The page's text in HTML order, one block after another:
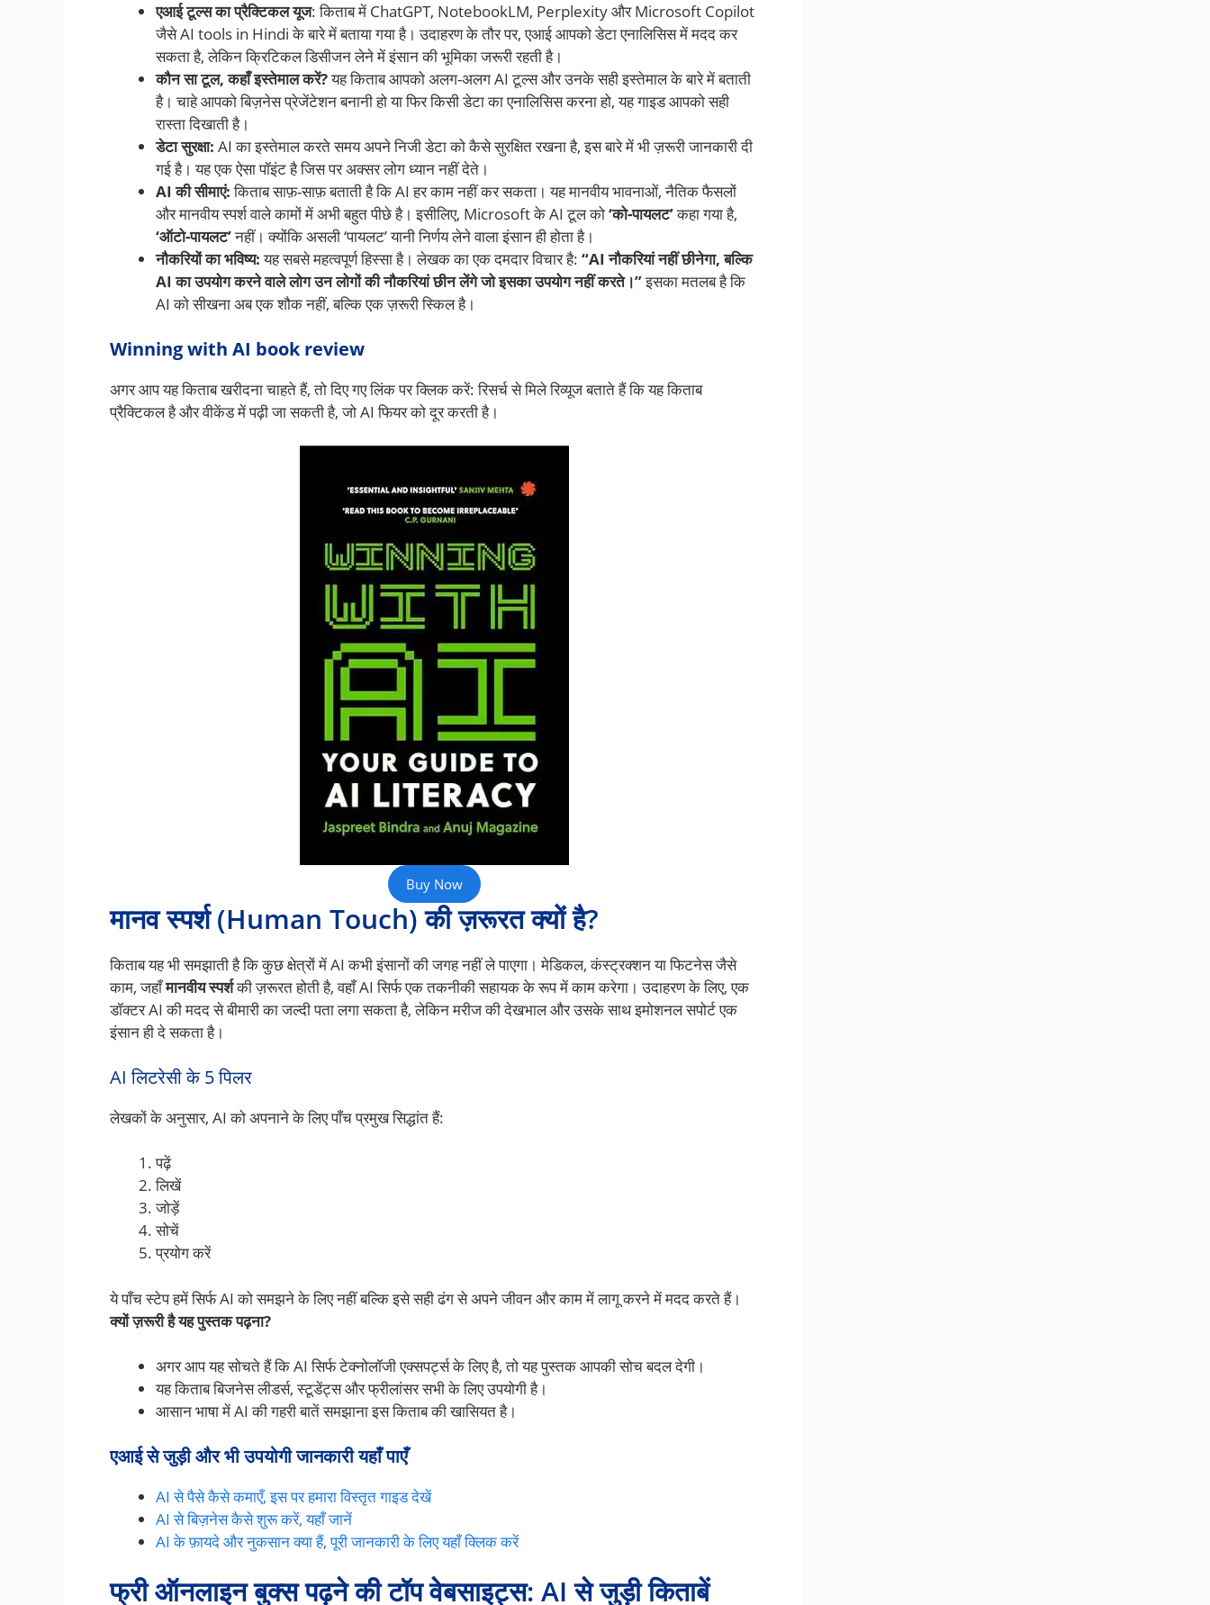
एआई टूल्स का प्रैक्टिकल यूज: किताब में ChatGPT, NotebookLM, Perplexity और Microsoft Copilot
जैसे AI tools in Hindi के बारे में बताया गया है। उदाहरण के तौर पर, एआई आपको डेटा एनालिसिस में मदद कर
सकता है, लेकिन क्रिटिकल डिसीजन लेने में इंसान की भूमिका जरूरी रहती है।
कौन सा टूल, कहाँ इस्तेमाल करें?यह किताब आपको अलग-अलग AI टूल्स और उनके सही इस्तेमाल के बारे में बताती
है। चाहे आपको बिज़नेस प्रेजेंटेशन बनानी हो या फिर किसी डेटा का एनालिसिस करना हो, यह गाइड आपको सही
रास्ता दिखाती है।
डेटा सुरक्षा: AI का इस्तेमाल करते समय अपने निजी डेटा को कैसे सुरक्षित रखना है, इस बारे में भी ज़रूरी जानकारी दी
गई है। यह एक ऐसा पॉइंट है जिस पर अक्सर लोग ध्यान नहीं देते।
AI की सीमाएं:किताब साफ़-साफ़ बताती है कि AI हर काम नहीं कर सकता। यह मानवीय भावनाओं, नैतिक फैसलों
और मानवीय स्पर्श वाले कामों में अभी बहुत पीछे है। इसीलिए, Microsoft के AI टूल को‘को-पायलट’कहा गया है,
‘ऑटो-पायलट’नहीं। क्योंकि असली ‘पायलट’ यानी निर्णय लेने वाला इंसान ही होता है।
नौकरियों का भविष्य:यह सबसे महत्वपूर्ण हिस्सा है। लेखक का एक दमदार विचार है: “AI नौकरियां नहीं छीनेगा, बल्कि
AI का उपयोग करने वाले लोग उन लोगों की नौकरियां छीन लेंगे जो इसका उपयोग नहीं करते।”इसका मतलब है कि
AI को सीखना अब एक शौक नहीं, बल्कि एक ज़रूरी स्किल है।
Winning with AI book review
अगर आप यह किताब खरीदना चाहते हैं, तो दिए गए लिंक पर क्लिक करें: रिसर्च से मिले रिव्यूज बताते हैं कि यह किताब
प्रैक्टिकल है और वीकेंड में पढ़ी जा सकती है, जो AI फियर को दूर करती है।
Buy Now
मानव स्पर्श (Human Touch) की ज़रूरत क्यों है?
किताब यह भी समझाती है कि कुछ क्षेत्रों में AI कभी इंसानों की जगह नहीं ले पाएगा। मेडिकल, कंस्ट्रक्शन या फिटनेस जैसे
काम, जहाँमानवीय स्पर्शकी ज़रूरत होती है, वहाँ AI सिर्फ एक तकनीकी सहायक के रूप में काम करेगा। उदाहरण के लिए, एक
डॉक्टर AI की मदद से बीमारी का जल्दी पता लगा सकता है, लेकिन मरीज की देखभाल और उसके साथ इमोशनल सपोर्ट एक
इंसान ही दे सकता है।
AI लिटरेसी के 5 पिलर
लेखकों के अनुसार, AI को अपनाने के लिए पाँच प्रमुख सिद्धांत हैं:
पढ़ें
लिखें
जोड़ें
सोचें
प्रयोग करें
ये पाँच स्टेप हमें सिर्फ AI को समझने के लिए नहीं बल्कि इसे सही ढंग से अपने जीवन और काम में लागू करने में मदद करते हैं।
क्यों ज़रूरी है यह पुस्तक पढ़ना?
अगर आप यह सोचते हैं कि AI सिर्फ टेक्नोलॉजी एक्सपर्ट्स के लिए है, तो यह पुस्तक आपकी सोच बदल देगी।
यह किताब बिजनेस लीडर्स, स्टूडेंट्स और फ्रीलांसर सभी के लिए उपयोगी है।
आसान भाषा में AI की गहरी बातें समझाना इस किताब की खासियत है।
एआई से जुड़ी और भी उपयोगी जानकारी यहाँ पाएँ
AI से पैसे कैसे कमाएँ, इस पर हमारा विस्तृत गाइड देखें
AI से बिज़नेस कैसे शुरू करें, यहाँ जानें
AI के फ़ायदे और नुकसान क्या हैं, पूरी जानकारी के लिए यहाँ क्लिक करें
फ्री ऑनलाइन बुक्स पढ़ने की टॉप वेबसाइट्स: AI से जुड़ी किताबें